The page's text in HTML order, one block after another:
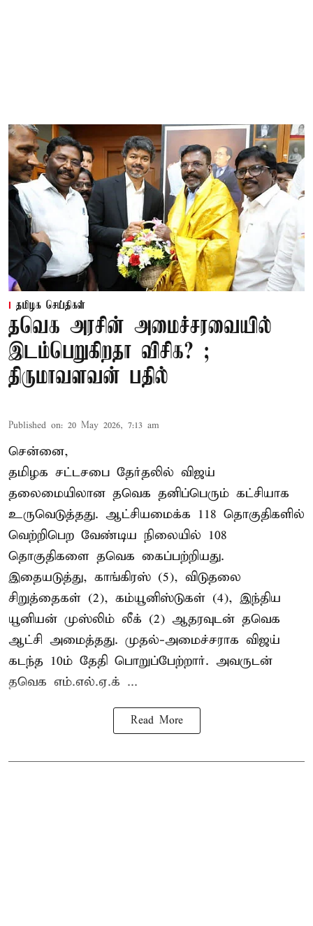
தமிழக செய்திகள்
தவெக அரசின் அமைச்சரவையில்
இடம்பெறுகிறதா விசிக? ;
திருமாவளவன் பதில்
Published on: 20 May 2026, 7:13 am
சென்னை,
தமிழக சட்டசபை தேர்தலில் விஜய்
தலைமையிலான தவெக தனிப்பெரும் கட்சியாக
உருவெடுத்தது. ஆட்சியமைக்க 118 தொகுதிகளில்
வெற்றிபெற வேண்டிய நிலையில் 108
தொகுதிகளை தவெக கைப்பற்றியது.
இதையடுத்து, காங்கிரஸ் (5), விடுதலை
சிறுத்தைகள் (2), கம்யூனிஸ்டுகள் (4), இந்திய
யூனியன் முஸ்லிம் லீக் (2) ஆதரவுடன் தவெக
ஆட்சி அமைத்தது. முதல்-அமைச்சராக விஜய்
கடந்த 10ம் தேதி பொறுப்பேற்றார். அவருடன்
தவெக எம்.எல்.ஏ.க் ...
Read More